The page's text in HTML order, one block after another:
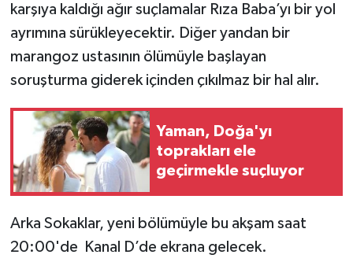
karşıya kaldığı ağır suçlamalar Rıza Baba’yı bir yol
ayrımına sürükleyecektir. Diğer yandan bir
marangoz ustasının ölümüyle başlayan
soruşturma giderek içinden çıkılmaz bir hal alır.
Yaman, Doğa'yı
toprakları ele
geçirmekle suçluyor
Arka Sokaklar, yeni bölümüyle bu akşam saat
20:00'de Kanal D’de ekrana gelecek.